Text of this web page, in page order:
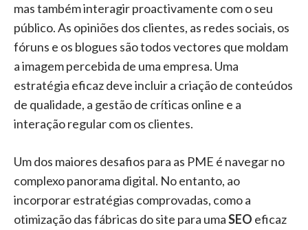
mas também interagir proactivamente com o seu
público. As opiniões dos clientes, as redes sociais, os
fóruns e os blogues são todos vectores que moldam
a imagem percebida de uma empresa. Uma
estratégia eficaz deve incluir a criação de conteúdos
de qualidade, a gestão de críticas online e a
interação regular com os clientes.
Um dos maiores desafios para as PME é navegar no
complexo panorama digital. No entanto, ao
incorporar estratégias comprovadas, como a
otimização das fábricas do site para umaSEO eficaz